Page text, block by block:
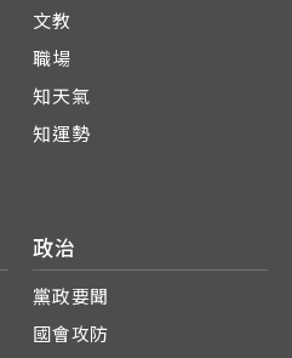
文教
職場
知天氣
知運勢
政治
黨政要聞
國會攻防